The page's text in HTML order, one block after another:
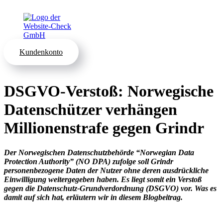
Kundenkonto
DSGVO-Verstoß: Norwegische
Datenschützer verhängen
Millionenstrafe gegen Grindr
Der Norwegischen Datenschutzbehörde “Norwegian Data
Protection Authority” (NO DPA) zufolge soll Grindr
personenbezogene Daten der Nutzer ohne deren ausdrückliche
Einwilligung weitergegeben haben. Es liegt somit ein Verstoß
gegen die Datenschutz-Grundverdordnung (DSGVO) vor. Was es
damit auf sich hat, erläutern wir in diesem Blogbeitrag.